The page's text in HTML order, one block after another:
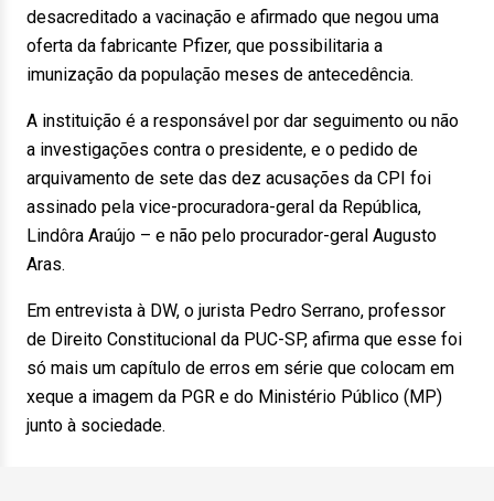
desacreditado a vacinação e afirmado que negou uma
oferta da fabricante Pfizer, que possibilitaria a
imunização da população meses de antecedência.
A instituição é a responsável por dar seguimento ou não
a investigações contra o presidente, e o pedido de
arquivamento de sete das dez acusações da CPI foi
assinado pela vice-procuradora-geral da República,
Lindôra Araújo – e não pelo procurador-geral Augusto
Aras.
Em entrevista à DW, o jurista Pedro Serrano, professor
de Direito Constitucional da PUC-SP, afirma que esse foi
só mais um capítulo de erros em série que colocam em
xeque a imagem da PGR e do Ministério Público (MP)
junto à sociedade.